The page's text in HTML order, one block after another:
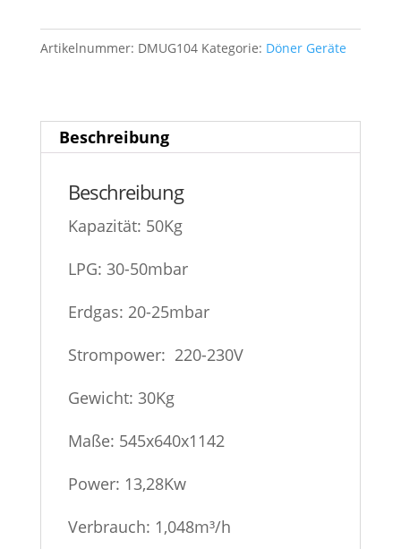
Maschine
Artikelnummer: DMUG104 Kategorie: Döner Geräte
Beschreibung
Beschreibung
Kapazität: 50Kg
LPG: 30-50mbar
Erdgas: 20-25mbar
Strompower: 220-230V
Gewicht: 30Kg
Maße: 545x640x1142
Power: 13,28Kw
Verbrauch: 1,048m³/h